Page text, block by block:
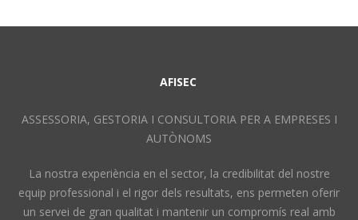
AFISEC
ASSESSORIA, GESTORIA I CONSULTORIA PER A EMPRESES I
AUTÒNOMS
La nostra experiència en el sector, la credibilitat del nostre
equip professional i el rigor dels resultats, ens permeten oferir
un servei de gran qualitat i mantenir un compromís real amb